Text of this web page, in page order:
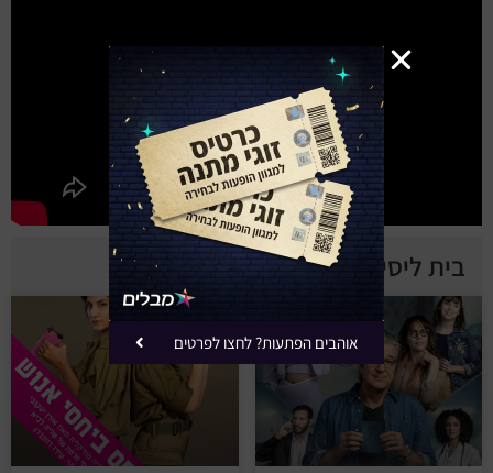
בית ליסין - הצגות נוספות
אוהבים הפתעות? לחצו לפרטים